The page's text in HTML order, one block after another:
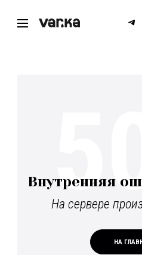
Внутренняя
На сервере
НА